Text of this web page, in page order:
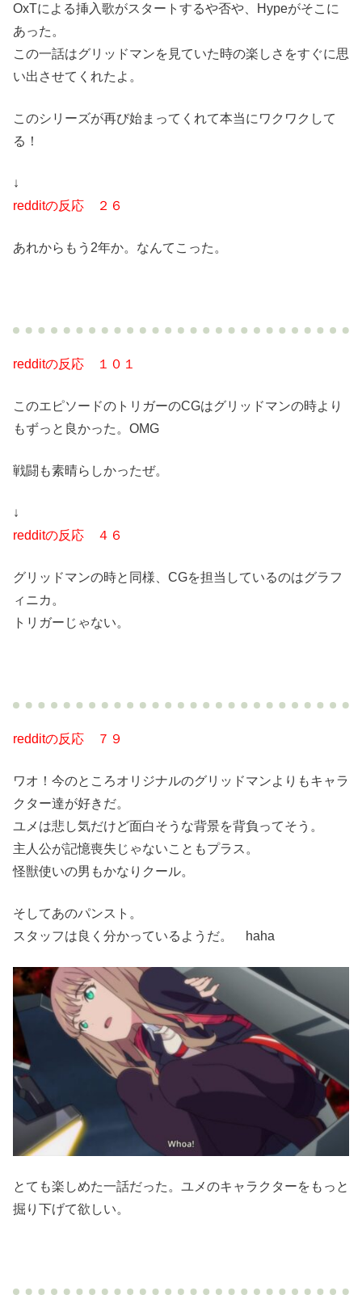
OxTによる挿入歌がスタートするや否や、Hypeがそこに
あった。
この一話はグリッドマンを見ていた時の楽しさをすぐに思
い出させてくれたよ。
このシリーズが再び始まってくれて本当にワクワクして
る！
↓
redditの反応 ２６
あれからもう2年か。なんてこった。
redditの反応 １０１
このエピソードのトリガーのCGはグリッドマンの時より
もずっと良かった。OMG
戦闘も素晴らしかったぜ。
↓
redditの反応 ４６
グリッドマンの時と同様、CGを担当しているのはグラフ
ィニカ。
トリガーじゃない。
redditの反応 ７９
ワオ！今のところオリジナルのグリッドマンよりもキャラ
クター達が好きだ。
ユメは悲し気だけど面白そうな背景を背負ってそう。
主人公が記憶喪失じゃないこともプラス。
怪獣使いの男もかなりクール。
そしてあのパンスト。
スタッフは良く分かっているようだ。 haha
とても楽しめた一話だった。ユメのキャラクターをもっと
掘り下げて欲しい。